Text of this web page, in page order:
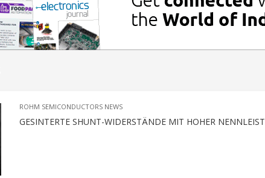
ROHM SEMICONDUCTORS NEWS
GESINTERTE SHUNT-WIDERSTÄNDE MIT HOHER